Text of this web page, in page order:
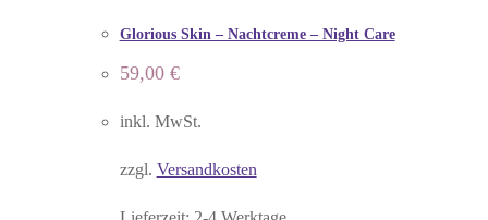
Glorious Skin – Nachtcreme – Night Care
59,00 €
inkl. MwSt.
zzgl. Versandkosten